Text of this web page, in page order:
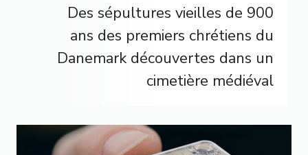
Des sépultures vieilles de 900
ans des premiers chrétiens du
Danemark découvertes dans un
cimetière médiéval